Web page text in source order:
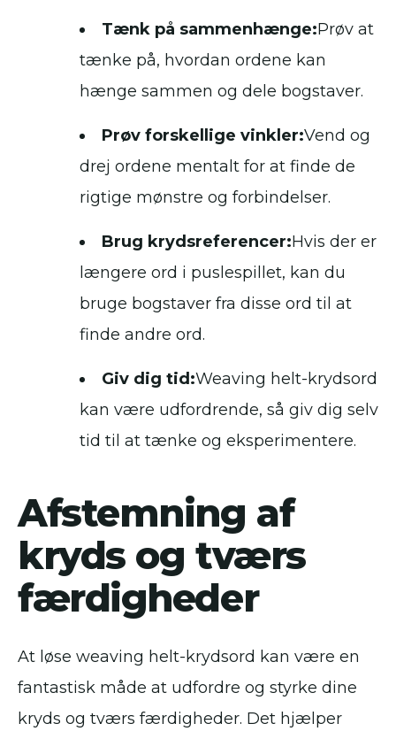
Tænk på sammenhænge:Prøv at
tænke på, hvordan ordene kan
hænge sammen og dele bogstaver.
Prøv forskellige vinkler:Vend og
drej ordene mentalt for at finde de
rigtige mønstre og forbindelser.
Brug krydsreferencer:Hvis der er
længere ord i puslespillet, kan du
bruge bogstaver fra disse ord til at
finde andre ord.
Giv dig tid:Weaving helt-krydsord
kan være udfordrende, så giv dig selv
tid til at tænke og eksperimentere.
Afstemning af
kryds og tværs
færdigheder
At løse weaving helt-krydsord kan være en
fantastisk måde at udfordre og styrke dine
kryds og tværs færdigheder. Det hjælper